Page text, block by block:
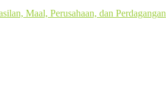
Maal, Perusahaan, dan Perdagangan